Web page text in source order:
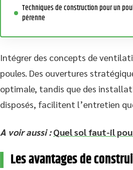
Techniques de construction pour un
pérenne
Intégrer des concepts de
poules. Des ouvertures
optimale, tandis que des
disposés, facilitent l’entretien
A voir aussi : Quel sol faut-il
Les avantages de